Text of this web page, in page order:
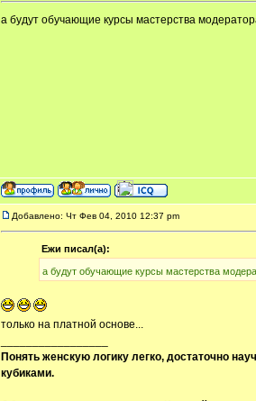
а будут обучающие курсы мастерства
Добавлено: Чт Фев 04, 2010 12:37 pm
Ежи писал(а):
а будут обучающие курсы мастерства
только на платной основе...
Понять женскую логику легко, достаточно
кубиками.